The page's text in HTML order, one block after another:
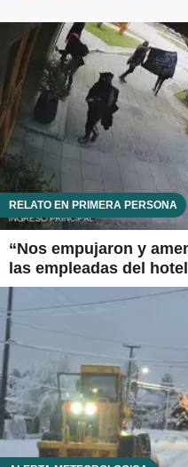
RELATO EN PRIMERA PERSONA
“Nos empujaron y
las empleadas del